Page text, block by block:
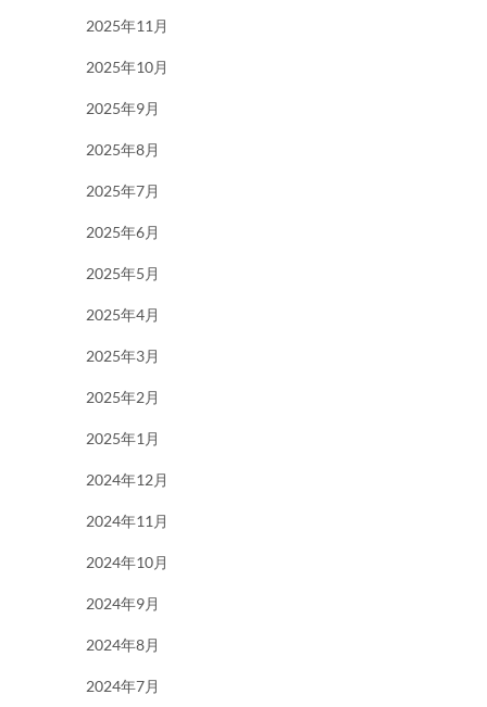
2025年11月
2025年10月
2025年9月
2025年8月
2025年7月
2025年6月
2025年5月
2025年4月
2025年3月
2025年2月
2025年1月
2024年12月
2024年11月
2024年10月
2024年9月
2024年8月
2024年7月